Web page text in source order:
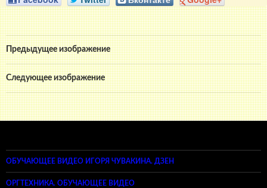
Предыдущее изображение
Следующее изображение
ОБУЧАЮЩЕЕ ВИДЕО ИГОРЯ ЧУВАКИНА. ДЗЕН
ОРГТЕХНИКА. ОБУЧАЮЩЕЕ ВИДЕО